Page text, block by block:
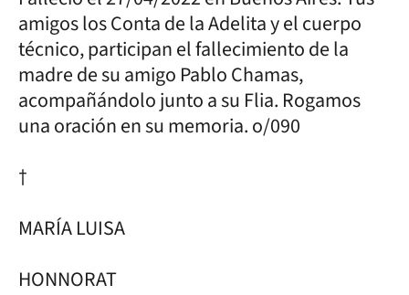
amigos los Conta de la Adelita y el cuerpo
técnico, participan el fallecimiento de la
madre de su amigo Pablo Chamas,
acompañándolo junto a su Flia. Rogamos
una oración en su memoria. o/090
†
MARÍA LUISA
HONNORAT